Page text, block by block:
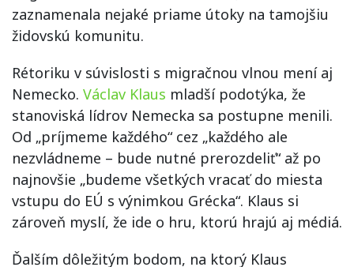
zaznamenala nejaké priame útoky na tamojšiu
židovskú komunitu.
Rétoriku v súvislosti s migračnou vlnou mení aj
Nemecko. Václav Klaus mladší podotýka, že
stanoviská lídrov Nemecka sa postupne menili.
Od „príjmeme každého“ cez „každého ale
nezvládneme – bude nutné prerozdeliť“ až po
najnovšie „budeme všetkých vracať do miesta
vstupu do EÚ s výnimkou Grécka“. Klaus si
zároveň myslí, že ide o hru, ktorú hrajú aj médiá.
Ďalším dôležitým bodom, na ktorý Klaus